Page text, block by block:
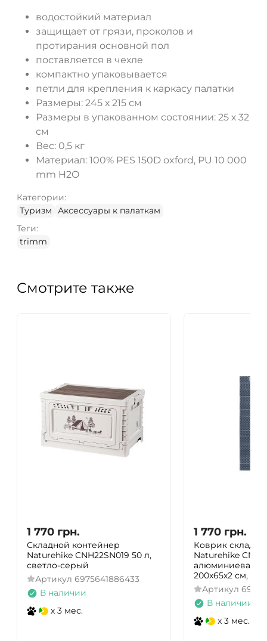
водостойкий материал
защищает от грязи, проколов и
протирания основной пол
поставляется в чехле
компактно упаковывается
петли для крепления к каркасу палатки
Размеры: 245 х 215 см
Размеры в упакованном состоянии: 25 х 32
см
Вес: 0,5 кг
Материал: 100% PES 150D oxford, PU 10 000
mm H2O
Категории:
Туризм
Аксессуары к палаткам
Теги:
trimm
Смотрите также
1 770 грн.
Складной контейнер
Naturehike CNH22SN019 50 л,
светло-серый
Артикул 6975641886433
В наличии
x 3 мес.
1 770 грн.
Коврик
Naturehike
алюминиевая
200x65х2 см,
Артикул
В наличии
x 3 мес.